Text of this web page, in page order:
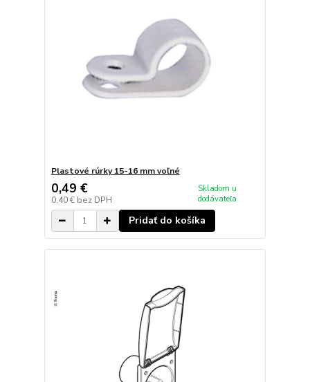
Plastové rúrky 15-16 mm voľné
0,49 €
0,40 € bez DPH
Skladom u
dodávateľa
Pridať do košíka